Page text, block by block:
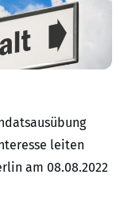
leiten
am 08.08.2022